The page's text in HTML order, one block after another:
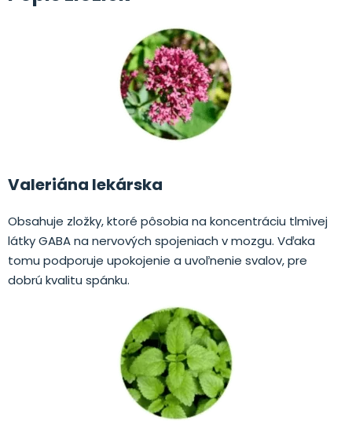
Valeriána lekárska
Obsahuje zložky, ktoré pôsobia na koncentráciu tlmivej
látky GABA na nervových spojeniach v mozgu. Vďaka
tomu podporuje upokojenie a uvoľnenie svalov, pre
dobrú kvalitu spánku.